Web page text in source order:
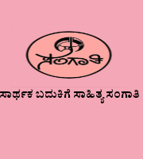
ಸಾರ್ಥಕ ಬದುಕಿಗೆ ಸಾಹಿತ್ಯ ಸಂಗಾತಿ